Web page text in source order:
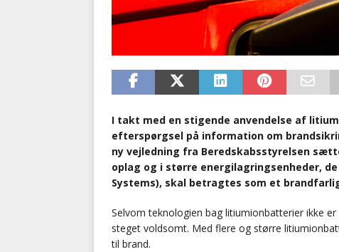
I takt med en stigende anvendelse af
efterspørgsel på information om
ny vejledning fra Beredskabsstyrelsen
oplag og i større energilagringsenheder,
Systems), skal betragtes som et
Selvom teknologien bag litiumionbatterier ikke
steget voldsomt. Med flere og større
til brand.